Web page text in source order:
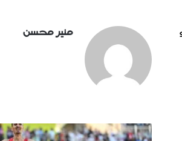
منير محسن
مواجهة